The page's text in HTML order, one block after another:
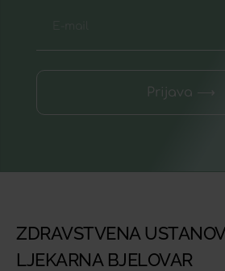
Prijava ⟶
ZDRAVSTVENA
LJEKARNA BJELOVAR